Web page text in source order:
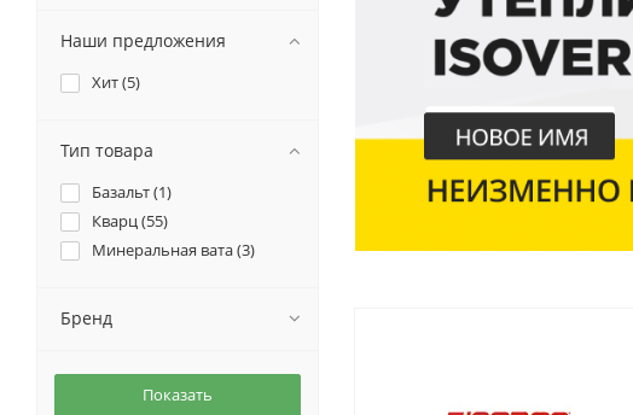
Наши предложения
Хит (5)
Тип товара
Базальт (1)
Кварц (55)
Минеральная вата (3)
Бренд